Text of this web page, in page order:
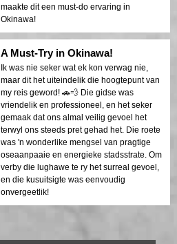
maakte dit een must-do ervaring in
Okinawa!
A Must-Try in Okinawa!
Ik was nie seker wat ek kon verwag nie,
maar dit het uiteindelik die hoogtepunt van
my reis geword! 🚗💨 Die gidse was
vriendelik en professioneel, en het seker
gemaak dat ons almal veilig gevoel het
terwyl ons steeds pret gehad het. Die roete
was 'n wonderlike mengsel van pragtige
oseaanpaaie en energieke stadsstrate. Om
verby die lughawe te ry het surreal gevoel,
en die kusuitsigte was eenvoudig
onvergeetlik!